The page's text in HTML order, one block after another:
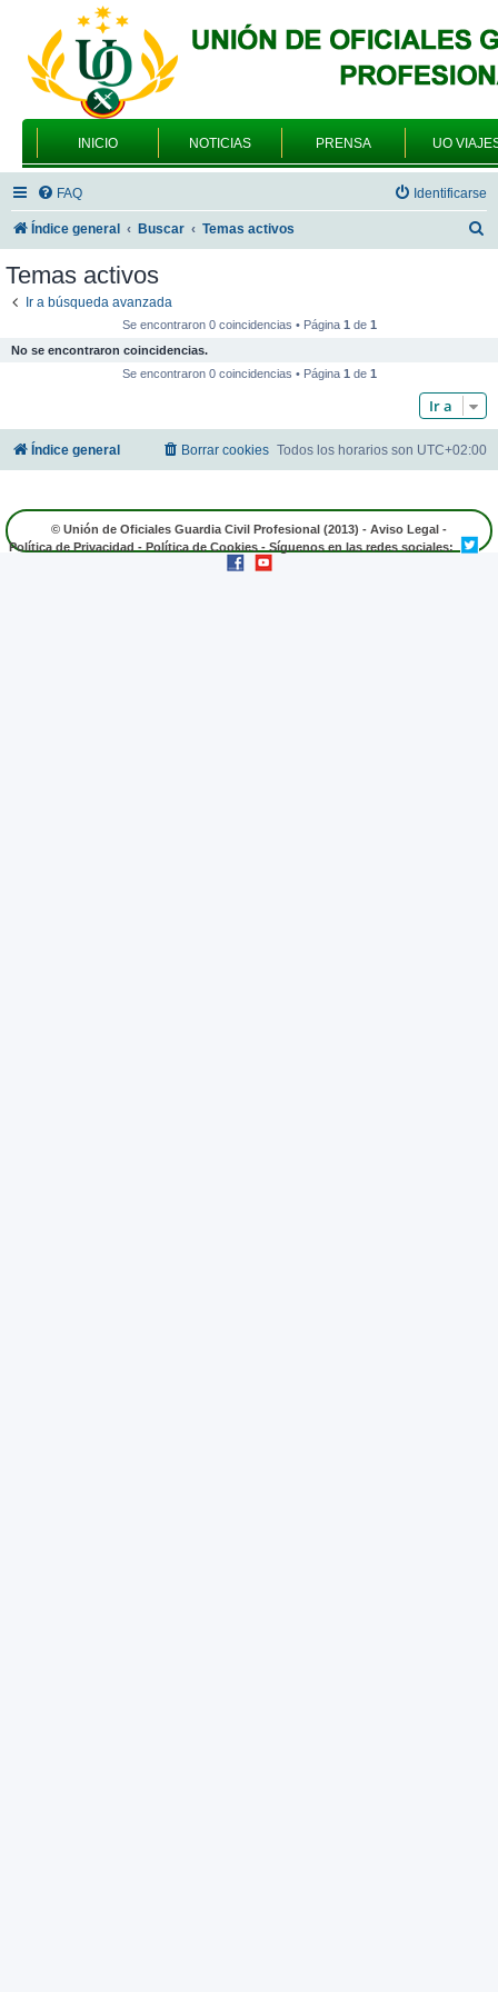
INICIO NOTICIAS PRENSA UO
FAQ Identificarse
Índice general Buscar Temas activos
Temas activos
Ir a búsqueda avanzada
Se encontraron 0 coincidencias • Página 1de 1
No se encontraron coincidencias.
Se encontraron 0 coincidencias • Página 1de 1
Ir a
Índice general Todos los horarios son UTC+02:00
Borrar cookies
© Unión de Oficiales Guardia Civil Profesional (2013) - Aviso Legal -
Política de Privacidad-Política de Cookies- Síguenos en las redes sociales: